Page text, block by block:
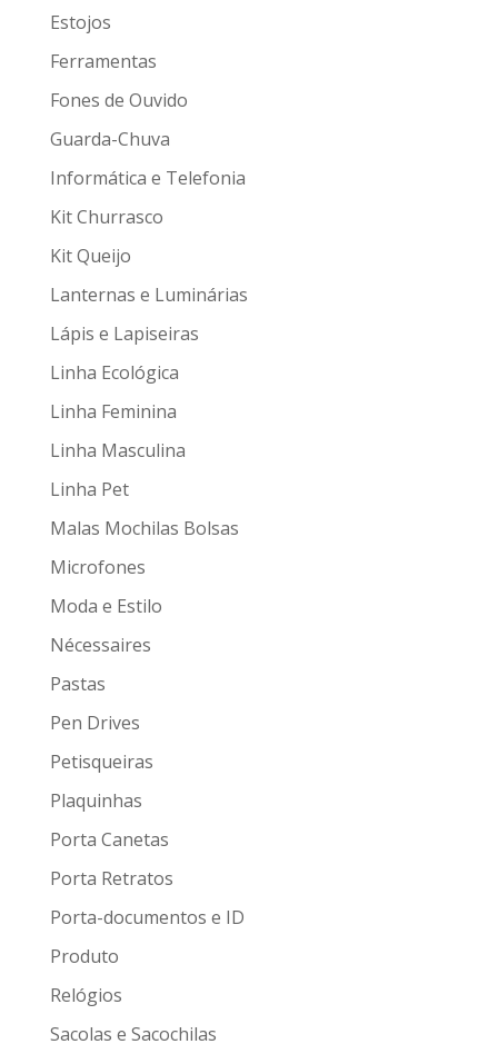
Estojos
Ferramentas
Fones de Ouvido
Guarda-Chuva
Informática e Telefonia
Kit Churrasco
Kit Queijo
Lanternas e Luminárias
Lápis e Lapiseiras
Linha Ecológica
Linha Feminina
Linha Masculina
Linha Pet
Malas Mochilas Bolsas
Microfones
Moda e Estilo
Nécessaires
Pastas
Pen Drives
Petisqueiras
Plaquinhas
Porta Canetas
Porta Retratos
Porta-documentos e ID
Produto
Relógios
Sacolas e Sacochilas